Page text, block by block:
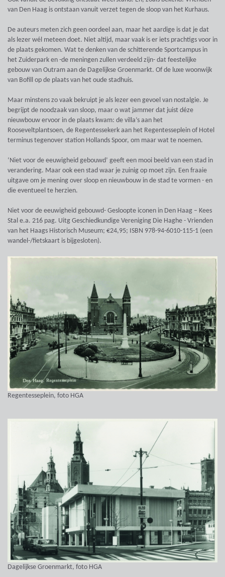
van Den Haag is ontstaan vanuit verzet tegen de sloop van het Kurhaus.
De auteurs meten zich geen oordeel aan, maar het aardige is dat je dat
als lezer wél meteen doet. Niet altijd, maar vaak is er iets prachtigs voor in
de plaats gekomen. Wat te denken van de schitterende Sportcampus in
het Zuiderpark en -de meningen zullen verdeeld zijn- dat feestelijke
gebouw van Outram aan de Dagelijkse Groenmarkt. Of de luxe woonwijk
van Bofill op de plaats van het oude stadhuis.
Maar minstens zo vaak bekruipt je als lezer een gevoel van nostalgie. Je
begrijpt de noodzaak van sloop, maar o wat jammer dat juist déze
nieuwbouw ervoor in de plaats kwam: de villa’s aan het
Rooseveltplantsoen, de Regentessekerk aan het Regentesseplein of Hotel
terminus tegenover station Hollands Spoor, om maar wat te noemen.
‘Niet voor de eeuwigheid gebouwd’ geeft een mooi beeld van een stad in
verandering. Maar ook een stad waar je zuinig op moet zijn. Een fraaie
uitgave om je mening over sloop en nieuwbouw in de stad te vormen - en
die eventueel te herzien.
Niet voor de eeuwigheid gebouwd- Gesloopte iconen in Den Haag – Kees
Stal e.a. 216 pag. Uitg Geschiedkundige Vereniging Die Haghe - Vrienden
van het Haags Historisch Museum; €24,95; ISBN 978-94-6010-115-1 (een
wandel-/fietskaart is bijgesloten).
Regentesseplein, foto HGA
Dagelijkse Groenmarkt, foto HGA